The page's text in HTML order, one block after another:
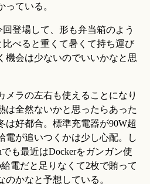
ている。
登場して、形も弁当箱のよう
比べると重くて暑くて持ち運び
機会は少ないのでいいかなと思
メラの左右も使えることになり
は全然ないかと思ったらあった
は好都合。標準充電器が90W超
電が追いつくかは少し心配。し
も最近はDockerをガンガン使
電だと足りなくて2枚で賄って
かなと予想している。